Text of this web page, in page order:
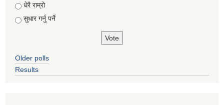
धेरै राम्रो
सुधार गर्नु पर्ने
Older polls
Results